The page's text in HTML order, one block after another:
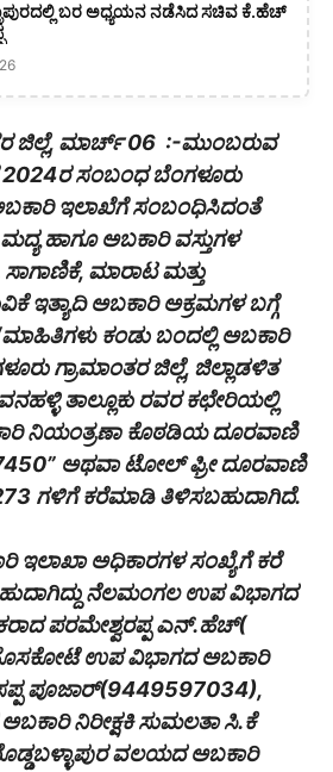
ಬರ ಅಧ್ಯಯನ ನಡೆಸಿದ ಸಚಿವ ಕೆ.ಹೆಚ್
ಜಿಲ್ಲೆ, ಮಾರ್ಚ್ 06 :-ಮುಂಬರುವ
ಸಂಬಂಧ ಬೆಂಗಳೂರು
ಇಲಾಖೆಗೆ ಸಂಬಂಧಿಸಿದಂತೆ
ಹಾಗೂ ಅಬಕಾರಿ ವಸ್ತುಗಳ
ಸಾಗಾಣಿಕೆ, ಮಾರಾಟ ಮತ್ತು
ಇತ್ಯಾದಿ ಅಬಕಾರಿ ಅಕ್ರಮಗಳ ಬಗ್ಗೆ
ಕಂಡು ಬಂದಲ್ಲಿ ಅಬಕಾರಿ
ಗ್ರಾಮಾಂತರ ಜಿಲ್ಲೆ, ಜಿಲ್ಲಾಡಳಿತ
ತಾಲ್ಲೂಕು ರವರ ಕಛೇರಿಯಲ್ಲಿ
ನಿಯಂತ್ರಣಾ ಕೊಠಡಿಯ ದೂರವಾಣಿ
ಅಥವಾ ಟೋಲ್ ಫ್ರೀ ದೂರವಾಣಿ
ಗಳಿಗೆ ಕರೆಮಾಡಿ ತಿಳಿಸಬಹುದಾಗಿದೆ.
ಇಲಾಖಾ ಅಧಿಕಾರಗಳ ಸಂಖ್ಯೆಗೆ ಕರೆ
ನೆಲಮಂಗಲ ಉಪ ವಿಭಾಗದ
ಪರಮೇಶ್ವರಪ್ಪ ಎನ್.ಹೆಚ್(
ಉಪ ವಿಭಾಗದ ಅಬಕಾರಿ
ಪೂಜಾರ್(9449597034),
ನಿರೀಕ್ಷಕಿ ಸುಮಲತಾ ಸಿ.ಕೆ
ವಲಯದ ಅಬಕಾರಿ